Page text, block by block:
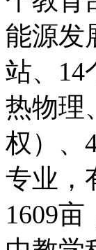
能源发
站、14
热物理
权）、
专业，
1609